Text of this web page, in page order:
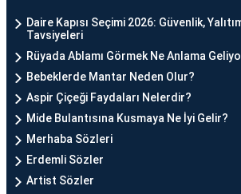
Daire Kapısı Seçimi 2026: Güvenlik,
Tavsiyeleri
Rüyada Ablamı Görmek Ne Anlama
Bebeklerde Mantar Neden Olur?
Aspir Çiçeği Faydaları Nelerdir?
Mide Bulantısına Kusmaya Ne İyi Gelir?
Merhaba Sözleri
Erdemli Sözler
Artist Sözler